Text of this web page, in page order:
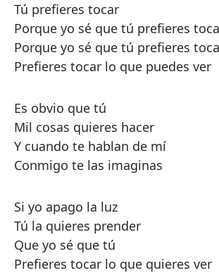
Tú prefieres tocar
Porque yo sé que tú prefieres
Porque yo sé que tú prefieres
Prefieres tocar lo que puedes ver
Es obvio que tú
Mil cosas quieres hacer
Y cuando te hablan de mí
Conmigo te las imaginas
Si yo apago la luz
Tú la quieres prender
Que yo sé que tú
Prefieres tocar lo que quieres ver